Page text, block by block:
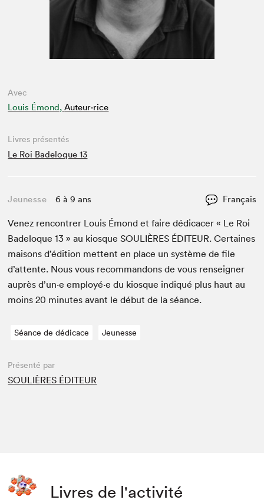
Avec
Louis Émond, Auteur·rice
Livres présentés
Le Roi Badeloque 13
Jeunesse 6 à 9 ans Français
Venez ren­con­tr­er Louis Émond et faire dédi­cac­er « Le Roi
Bade­loque13 » au kiosqueSOULIÈRES ÉDI­TEUR. Cer­taines
maisons d’édi­tion met­tent en place un sys­tème de file
d’at­tente. Nous vous recom­man­dons de vous ren­seign­er
auprès d’un·e employé·e du kiosque indiqué plus haut au
moins20 min­utes avant le début de la séance.
Séance de dédicace Jeunesse
Présenté par
SOULIÈRES ÉDITEUR
Livres de l'activité